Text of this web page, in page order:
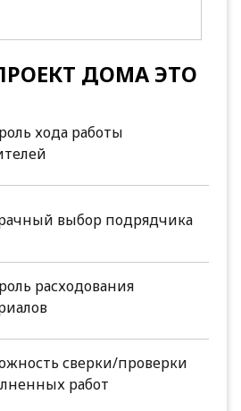
ДОМА ЭТО
хода работы
выбор подрядчика
расходования
сверки/проверки
работ